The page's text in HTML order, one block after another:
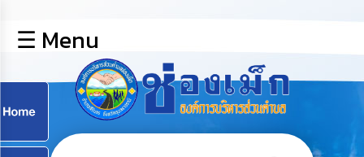
หลัก
ข้อมูล
พื้น
ฐาน
☰ Menu